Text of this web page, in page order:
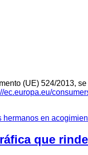
(UE) 524/2013,
ec.europa.eu/
que